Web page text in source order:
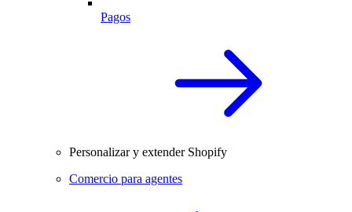
Pagos
Personalizar y extender Shopify
Comercio para agentes